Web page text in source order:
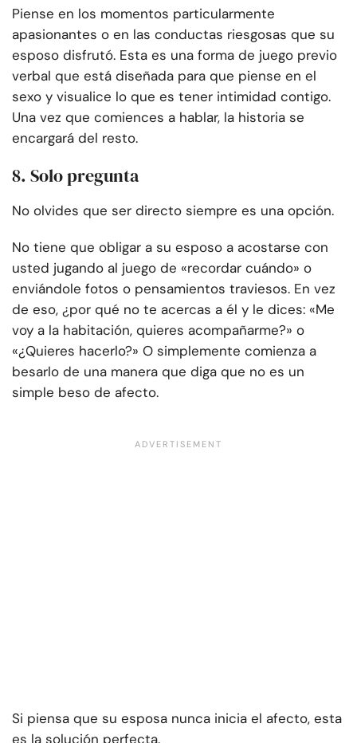
Piense en los momentos particularmente
apasionantes o en las conductas riesgosas que su
esposo disfrutó. Esta es una forma de juego previo
verbal que está diseñada para que piense en el
sexo y visualice lo que es tener intimidad contigo.
Una vez que comiences a hablar, la historia se
encargará del resto.
8. Solo pregunta
No olvides que ser directo siempre es una opción.
No tiene que obligar a su esposo a acostarse con
usted jugando al juego de «recordar cuándo» o
enviándole fotos o pensamientos traviesos. En vez
de eso, ¿por qué no te acercas a él y le dices: «Me
voy a la habitación, quieres acompañarme?» o
«¿Quieres hacerlo?» O simplemente comienza a
besarlo de una manera que diga que no es un
simple beso de afecto.
Si piensa que su esposa nunca inicia el afecto, esta
es la solución perfecta.